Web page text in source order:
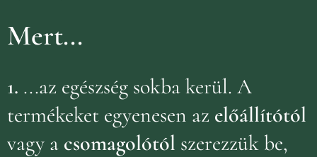
Mert...
1. ...az egészség sokba kerül. A
termékeket egyenesen az előállítótól
vagy a csomagolótól szerezzük be,